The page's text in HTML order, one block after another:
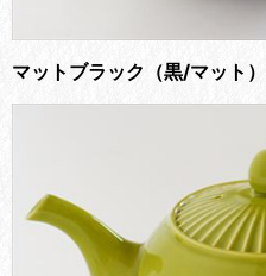
マットブラック（黒/マット）